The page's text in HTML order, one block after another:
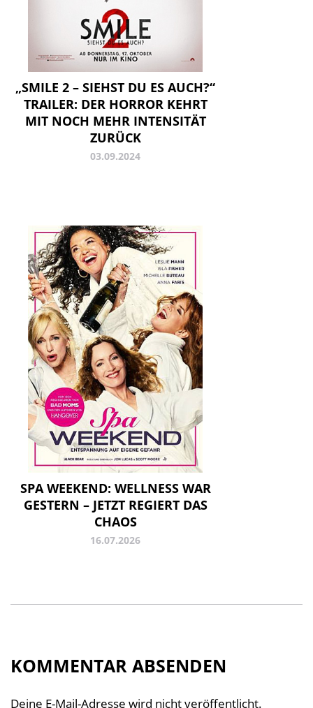
„SMILE 2 – SIEHST DU ES AUCH?“
TRAILER: DER HORROR KEHRT
MIT NOCH MEHR INTENSITÄT
ZURÜCK
03.09.2024
SPA WEEKEND: WELLNESS WAR
GESTERN – JETZT REGIERT DAS
CHAOS
16.07.2026
KOMMENTAR ABSENDEN
Deine E-Mail-Adresse wird nicht veröffentlicht.